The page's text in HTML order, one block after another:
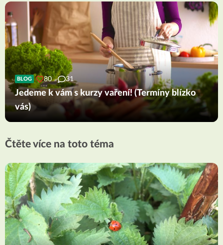
BLOG 80 31
Jedeme k vám s kurzy vaření! (Termíny blízko
vás)
Čtěte více na toto téma